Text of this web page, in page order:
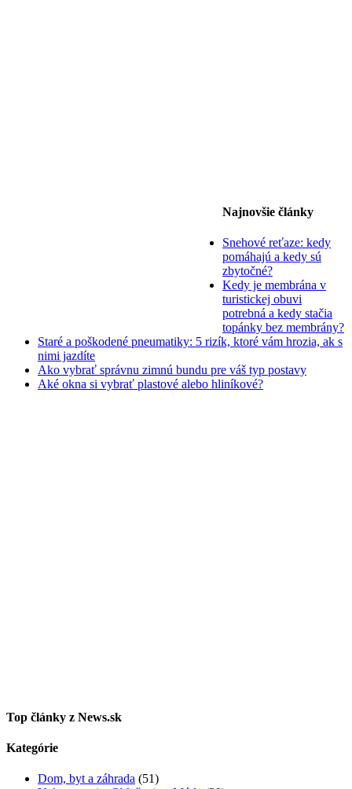
Najnovšie články
Snehové reťaze: kedy
pomáhajú a kedy sú
zbytočné?
Kedy je membrána v
turistickej obuvi
potrebná a kedy stačia
topánky bez membrány?
Staré a poškodené pneumatiky: 5 rizík, ktoré vám hrozia, ak s
nimi jazdíte
Ako vybrať správnu zimnú bundu pre váš typ postavy
Aké okna si vybrať plastové alebo hliníkové?
Top články z News.sk
Kategórie
Dom, byt a záhrada (51)